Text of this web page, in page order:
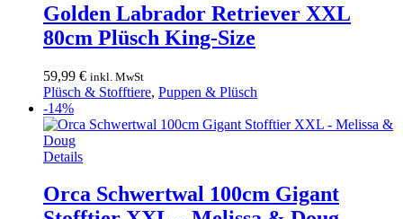
Golden Labrador Retriever XXL
80cm Plüsch King-Size
59,99 € inkl. MwSt
Plüsch & Stofftiere, Puppen & Plüsch
-14%
Details
Orca Schwertwal 100cm Gigant